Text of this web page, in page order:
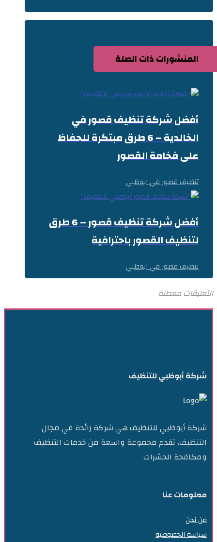
المنشورات ذات الصلة
أفضل شركة تنظيف قصور في
الخالدية – 6 طرق مبتكرة للحفاظ
على فخامة القصور
تنظيف قصور في ابوظبي
أفضل شركة تنظيف قصور – 6 طرق
لتنظيف القصور باحترافية
تنظيف قصور في ابوظبي
التعليقات معطلة
شركة أبوظبي للتنظيف
شركة أبوظبي للتنظيف هي شركة رائدة في مجال
التنظيف، تقدم مجموعة واسعة من خدمات التنظيف
ومكافحة الحشرات
معلومات عنا
من نحن
سياسة الخصوصية